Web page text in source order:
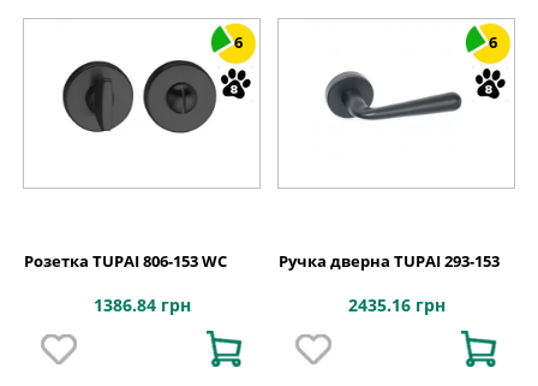
6
Розетка TUPAI 806-153 WC
1386.84 грн
6
Ручка дверна TUPAI 293-153
2435.16 грн